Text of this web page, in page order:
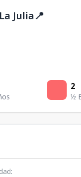
Julia📍
2
½
: